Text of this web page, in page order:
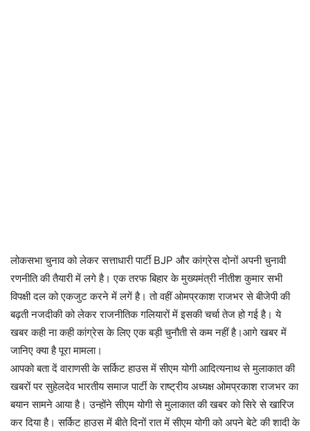
लोकसभा चुनाव को लेकर सत्ताधारी पार्टी BJP और कांग्रेस दोनों अपनी चुनावी
रणनीति की तैयारी में लगे है। एक तरफ बिहार के मुख्यमंत्री नीतीश कुमार सभी
विपक्षी दल को एकजुट करने में लगें है। तो वहीं ओमप्रकाश राजभर से बीजेपी की
बढ़ती नजदीकी को लेकर राजनीतिक गलियारों में इसकी चर्चा तेज हो गई है। ये
खबर कही ना कही कांग्रेस के लिए एक बड़ी चुनौती से कम नहीं है।आगे खबर में
जानिए क्या है पूरा मामला।
आपको बता दें वाराणसी के सर्किट हाउस में सीएम योगी आदित्यनाथ से मुलाकात की
खबरों पर सुहेलदेव भारतीय समाज पार्टी के राष्ट्रीय अध्यक्ष ओमप्रकाश राजभर का
बयान सामने आया है। उन्होंने सीएम योगी से मुलाकात की खबर को सिरे से खारिज
कर दिया है। सर्किट हाउस में बीते दिनों रात में सीएम योगी को अपने बेटे की शादी के